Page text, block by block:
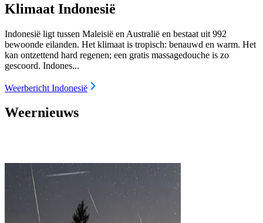
Klimaat Indonesië
Indonesië ligt tussen Maleisië en Australië en bestaat uit 992
bewoonde eilanden. Het klimaat is tropisch: benauwd en warm. Het
kan ontzettend hard regenen; een gratis massagedouche is zo
gescoord. Indones...
Weerbericht Indonesië
Weernieuws